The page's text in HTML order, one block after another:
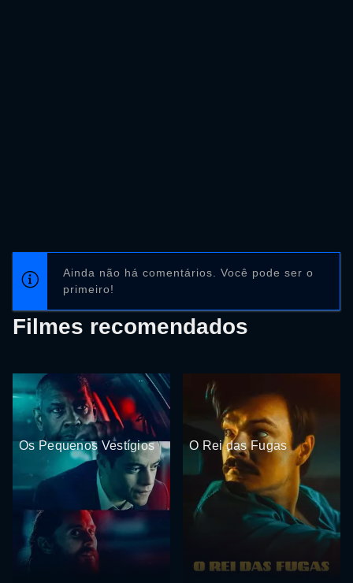
Ainda não há comentários. Você pode ser o
primeiro!
Filmes recomendados
Os Pequenos Vestígios O Rei das Fugas